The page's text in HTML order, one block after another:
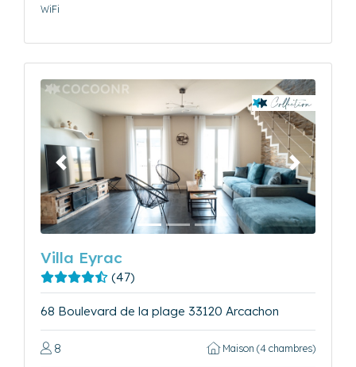
WiFi
Précédent Suivant
Villa Eyrac
(47)
68 Boulevard de la plage 33120 Arcachon
8 Maison (4 chambres)